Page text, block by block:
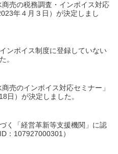
売の税務調査・インボイス対応
年４月３日）が決定しまし
ンボイス制度に登録していない
。
売のインボイス対応セミナー」
日）が決定しました。
く「経営革新等支援機関」に認
： 107927000301 ）